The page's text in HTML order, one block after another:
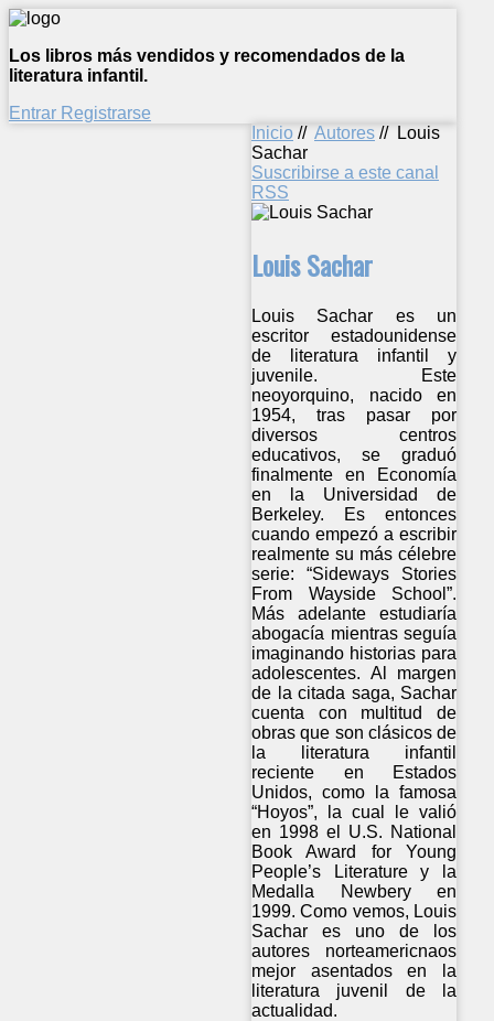
Los libros más vendidos y recomendados de la
literatura infantil.
Entrar Registrarse
Inicio // Autores // Louis
Sachar
Suscribirse a este canal
RSS
Louis Sachar
Louis Sachar es un
escritor estadounidense
de literatura infantil y
juvenile. Este
neoyorquino, nacido en
1954, tras pasar por
diversos centros
educativos, se graduó
finalmente en Economía
en la Universidad de
Berkeley. Es entonces
cuando empezó a escribir
realmente su más célebre
serie: “Sideways Stories
From Wayside School”.
Más adelante estudiaría
abogacía mientras seguía
imaginando historias para
adolescentes. Al margen
de la citada saga, Sachar
cuenta con multitud de
obras que son clásicos de
la literatura infantil
reciente en Estados
Unidos, como la famosa
“Hoyos”, la cual le valió
en 1998 el U.S. National
Book Award for Young
People’s Literature y la
Medalla Newbery en
1999. Como vemos, Louis
Sachar es uno de los
autores norteamericnaos
mejor asentados en la
literatura juvenil de la
actualidad.